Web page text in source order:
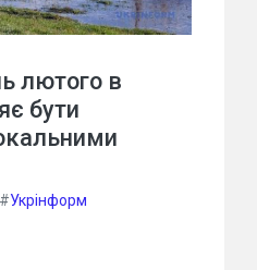
лютого в
бути
#Укрінформ